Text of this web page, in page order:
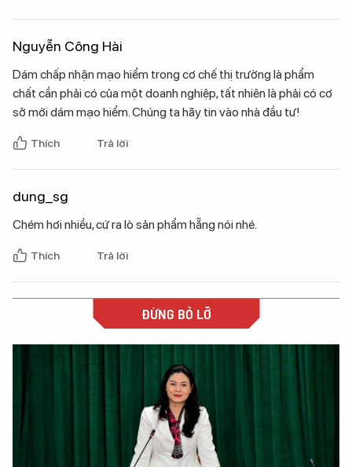
Nguyễn Công Hài
Dám chấp nhận mạo hiểm trong cơ chế thị trường là phẩm
chất cần phải có của một doanh nghiệp, tất nhiên là phải có cơ
sở mới dám mạo hiểm. Chúng ta hãy tin vào nhà đầu tư!
Thích Trả lời
dung_sg
Chém hơi nhiều, cứ ra lò sản phẩm hẵng nói nhé.
Thích Trả lời
ĐỪNG BỎ LỠ